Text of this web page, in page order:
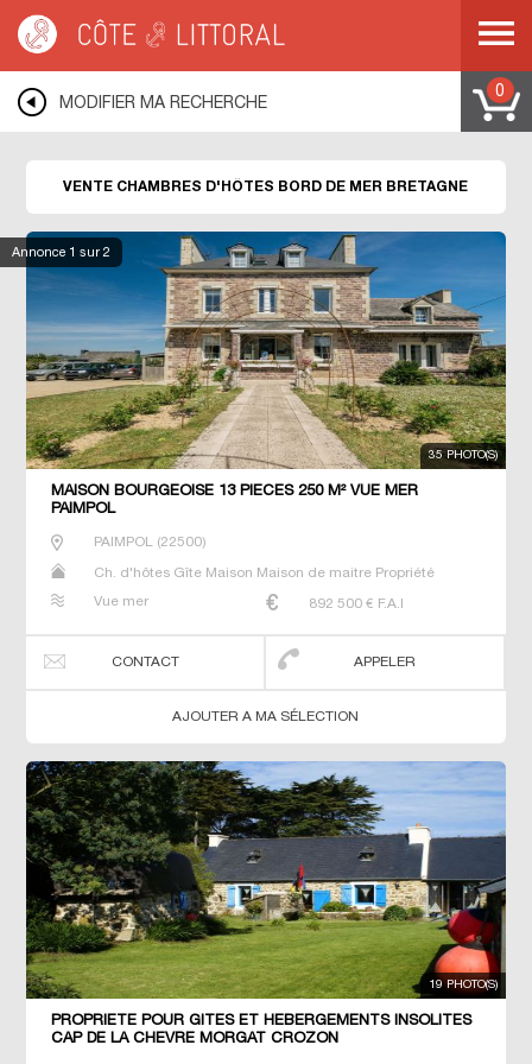
MODIFIER MA RECHERCHE
0
Annonce 1 sur 2
VENTE CHAMBRES D'HÔTES BORD DE MER BRETAGNE
35 PHOTO(S)
MAISON BOURGEOISE 13 PIECES 250 M² VUE MER
PAIMPOL
PAIMPOL (22500)
Ch. d'hôtes Gîte Maison Maison de maitre Propriété
Vue mer 892 500 € F.A.I
CONTACT APPELER
AJOUTER A MA SÉLECTION
19 PHOTO(S)
PROPRIETE POUR GITES ET HEBERGEMENTS INSOLITES
CAP DE LA CHEVRE MORGAT CROZON